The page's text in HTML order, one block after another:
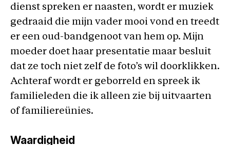
dienst spreken er naasten, wordt er muziek
gedraaid die mijn vader mooi vond en treedt
er een oud-bandgenoot van hem op. Mijn
moeder doet haar presentatie maar besluit
dat ze toch niet zelf de foto’s wil doorklikken.
Achteraf wordt er geborreld en spreek ik
familieleden die ik alleen zie bij uitvaarten
of familiereünies.
Waardigheid